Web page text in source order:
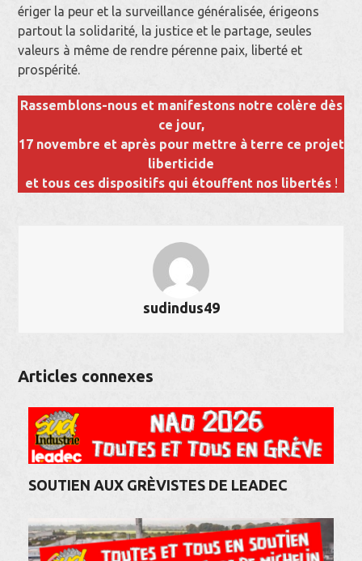
ériger la peur et la surveillance généralisée, érigeons
partout la solidarité, la justice et le partage, seules
valeurs à même de rendre pérenne paix, liberté et
prospérité.
Rassemblons-nous et manifestons notre colère dès
ce jour,
17 novembre et après pour mettre à terre ce projet
liberticide
et tous ces dispositifs qui étouffent nos libertés!
sudindus49
Articles connexes
SOUTIEN AUX GRÈVISTES DE LEADEC